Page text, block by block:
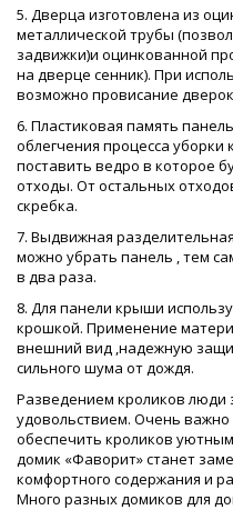
5. Дверца изготовлена из
металлической трубы
задвижки)и оцинкованной
на дверце сенник). При
возможно провисание
6. Пластиковая память
облегчения процесса уборки
поставить ведро в которое
отходы. От остальных
скребка.
7. Выдвижная
можно убрать панель , тем
в два раза.
8. Для панели крыши
крошкой. Применение
внешний вид ,надежную
сильного шума от дождя.
Разведением кроликов люди
удовольствием. Очень важно
обеспечить кроликов
домик «Фаворит» станет
комфортного содержания и
Много разных домиков для